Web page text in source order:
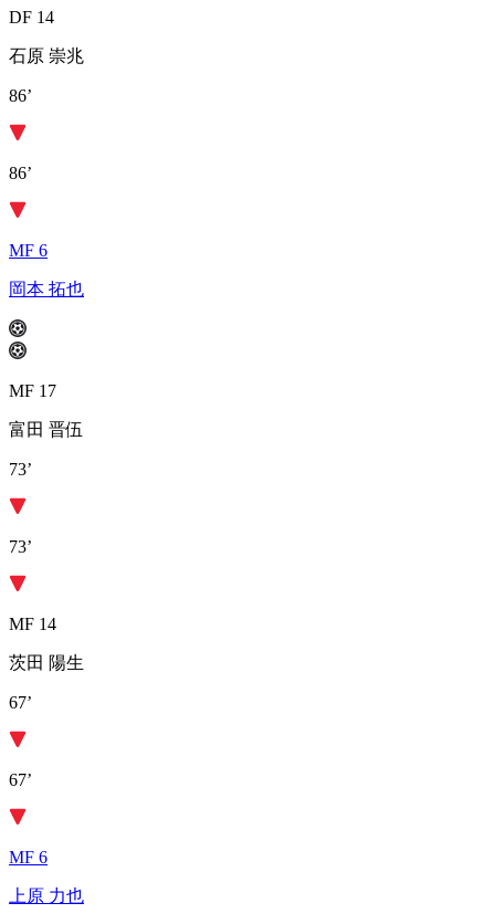
DF 14
石原 崇兆
86’
86’
MF 6
岡本 拓也
MF 17
富田 晋伍
73’
73’
MF 14
茨田 陽生
67’
67’
MF 6
上原 力也